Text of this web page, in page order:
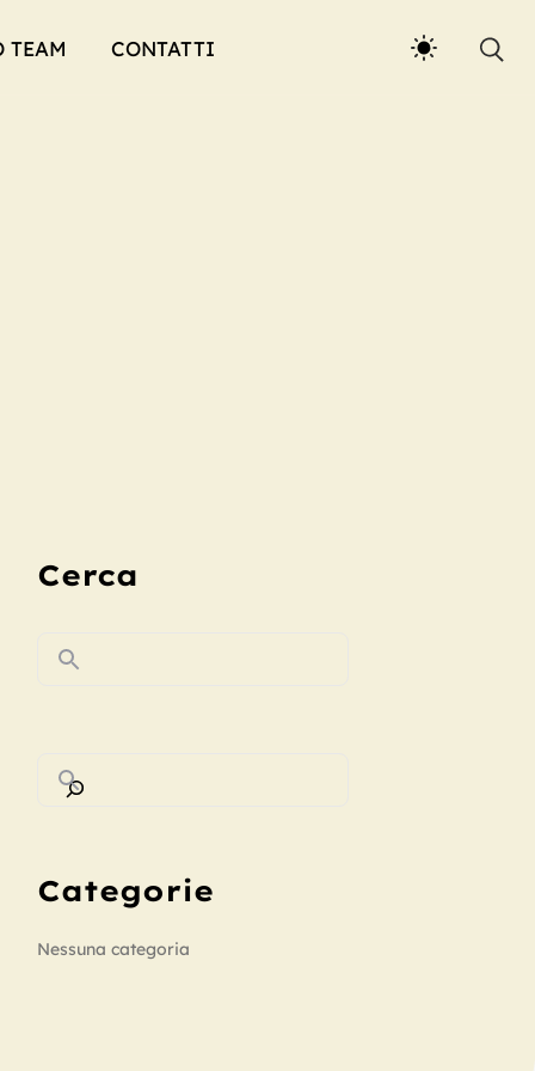
TEAM CONTATTI
Cerca
Categorie
Nessuna categoria